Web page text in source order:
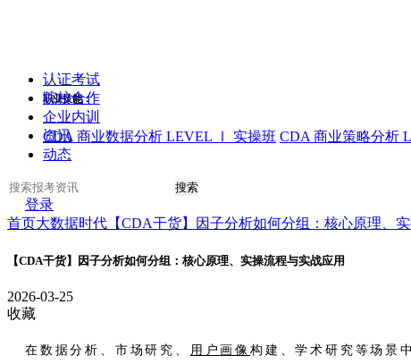
职业技能：
CDA 商业数据分析 LEVEL Ⅰ 实操班 CDA 商业策略分析
认证考试
院校合作
企业内训
资讯
动态
搜索
登录
首页大数据时代 【CDA干货】因子分析如何分组：核心原理、
【CDA干货】因子分析如何分组：核心原理、实操流程与实战应用
2026-03-25
收藏
在数据分析、市场研究、 用户画像构建、学术研究等场景